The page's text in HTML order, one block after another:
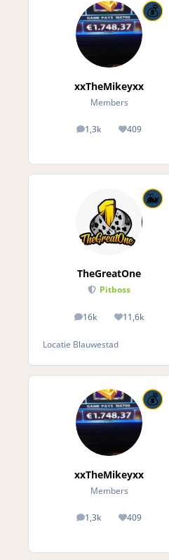
xxTheMikeyxx
Members
1,3k
posts 409
Reputation
TheGreatOne
Pitboss
16k
posts 11,6k
Reputation
Locatie Blauwestad
xxTheMikeyxx
Members
1,3k
posts 409
Reputation